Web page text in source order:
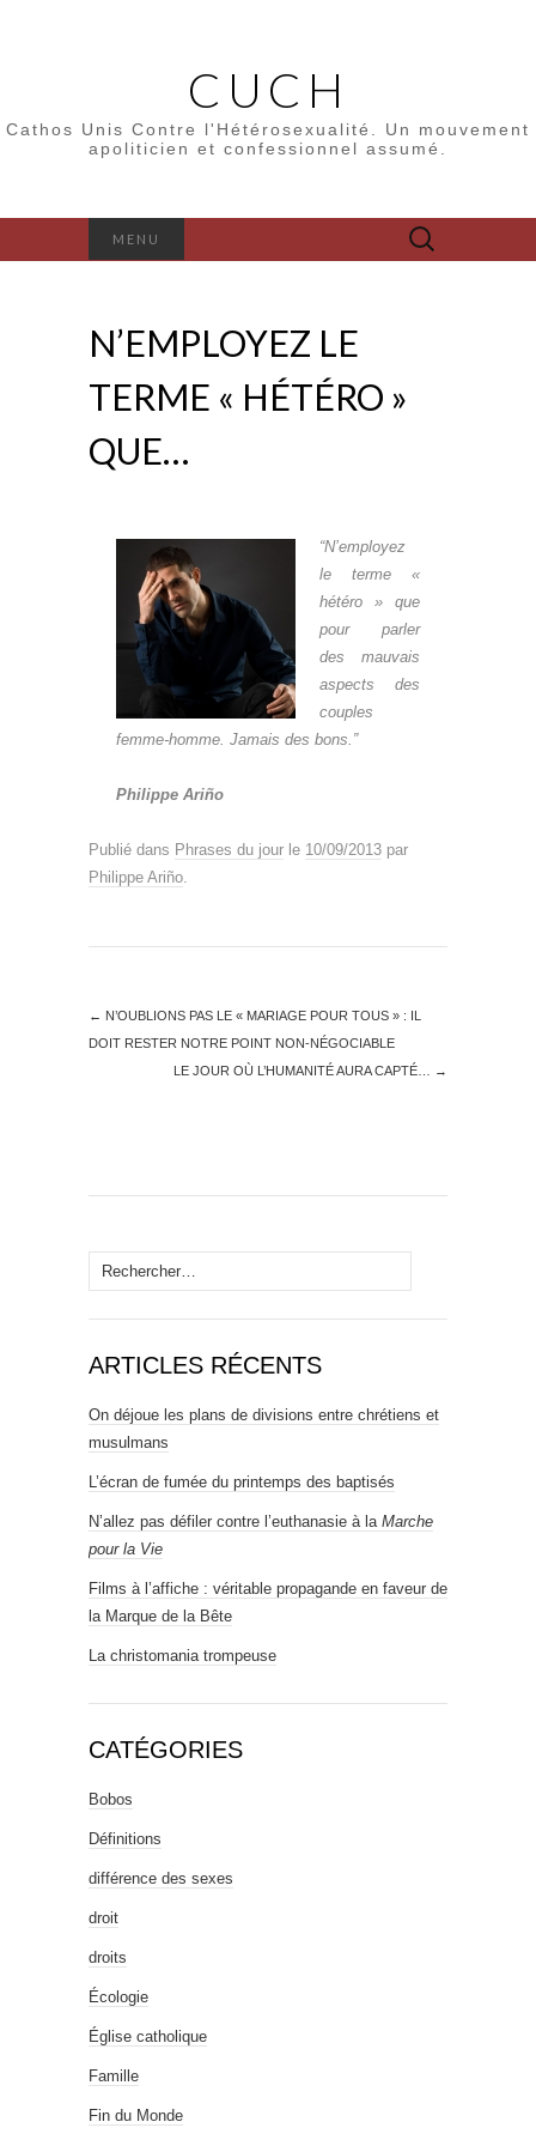
CUCH
Cathos Unis Contre l'Hétérosexualité. Un mouvement
apoliticien et confessionnel assumé.
MENU Rechercher :
N’EMPLOYEZ LE
TERME « HÉTÉRO »
QUE…
“N’employez
le terme «
hétéro » que
pour parler
des mauvais
aspects des
couples
femme-homme. Jamais des bons.”
Philippe Ariño
Publié dans Phrases du jour le 10/09/2013 par
Philippe Ariño.
← N’OUBLIONS PAS LE « MARIAGE POUR TOUS » : IL
DOIT RESTER NOTRE POINT NON-NÉGOCIABLE
LE JOUR OÙ L’HUMANITÉ AURA CAPTÉ…
→
Rechercher :
ARTICLES RÉCENTS
On déjoue les plans de divisions entre chrétiens et
musulmans
L’écran de fumée du printemps des baptisés
N’allez pas défiler contre l’euthanasie à la Marche
pour la Vie
Films à l’affiche : véritable propagande en faveur de
la Marque de la Bête
La christomania trompeuse
CATÉGORIES
Bobos
Définitions
différence des sexes
droit
droits
Écologie
Église catholique
Famille
Fin du Monde